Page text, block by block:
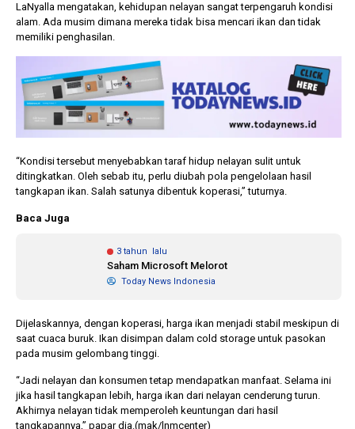
LaNyalla mengatakan, kehidupan nelayan sangat terpengaruh kondisi
alam. Ada musim dimana mereka tidak bisa mencari ikan dan tidak
memiliki penghasilan.
“Kondisi tersebut menyebabkan taraf hidup nelayan sulit untuk
ditingkatkan. Oleh sebab itu, perlu diubah pola pengelolaan hasil
tangkapan ikan. Salah satunya dibentuk koperasi,” tuturnya.
Baca Juga
3 tahun lalu
Saham Microsoft Melorot
Today News Indonesia
Dijelaskannya, dengan koperasi, harga ikan menjadi stabil meskipun di
saat cuaca buruk. Ikan disimpan dalam cold storage untuk pasokan
pada musim gelombang tinggi.
“Jadi nelayan dan konsumen tetap mendapatkan manfaat. Selama ini
jika hasil tangkapan lebih, harga ikan dari nelayan cenderung turun.
Akhirnya nelayan tidak memperoleh keuntungan dari hasil
tangkapannya,” papar dia.(mak/lnmcenter)